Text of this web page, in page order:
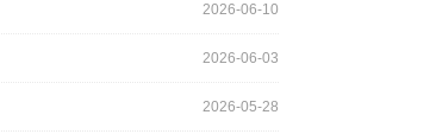
2026-06-10
2026-06-03
2026-05-28